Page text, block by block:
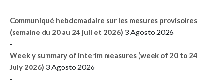
Communiqué hebdomadaire sur les mesures provisoires
(semaine du 20 au 24 juillet 2026) 3 Agosto 2026
-
Weekly summary of interim measures (week of 20 to 24
July 2026) 3 Agosto 2026
-